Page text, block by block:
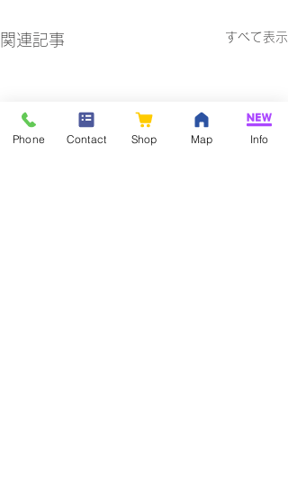
関連記事 すべて表示
Phone Contact Shop Map Info